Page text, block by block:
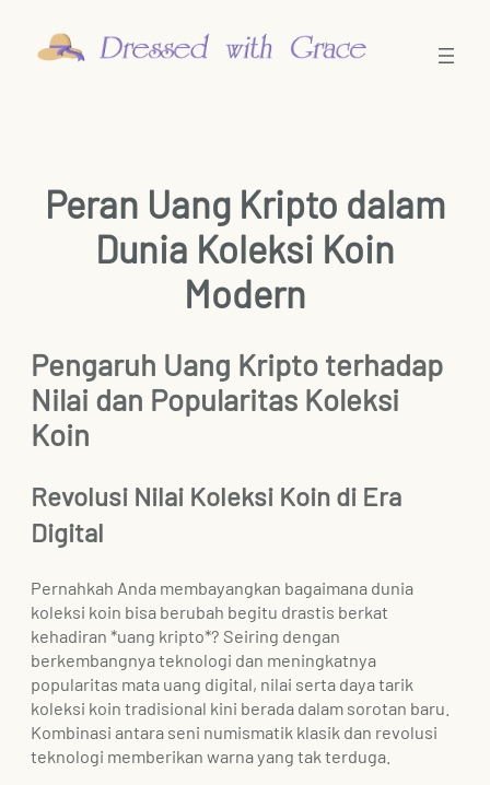
content
Peran Uang Kripto dalam
Dunia Koleksi Koin
Modern
Pengaruh Uang Kripto terhadap
Nilai dan Popularitas Koleksi
Koin
Revolusi Nilai Koleksi Koin di Era
Digital
Pernahkah Anda membayangkan bagaimana dunia
koleksi koin bisa berubah begitu drastis berkat
kehadiran *uang kripto*? Seiring dengan
berkembangnya teknologi dan meningkatnya
popularitas mata uang digital, nilai serta daya tarik
koleksi koin tradisional kini berada dalam sorotan baru.
Kombinasi antara seni numismatik klasik dan revolusi
teknologi memberikan warna yang tak terduga.